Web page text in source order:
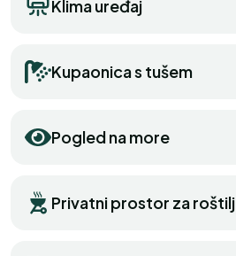
Klima uređaj
Kupaonica s tušem
Pogled na more
Privatni prostor za roštilj